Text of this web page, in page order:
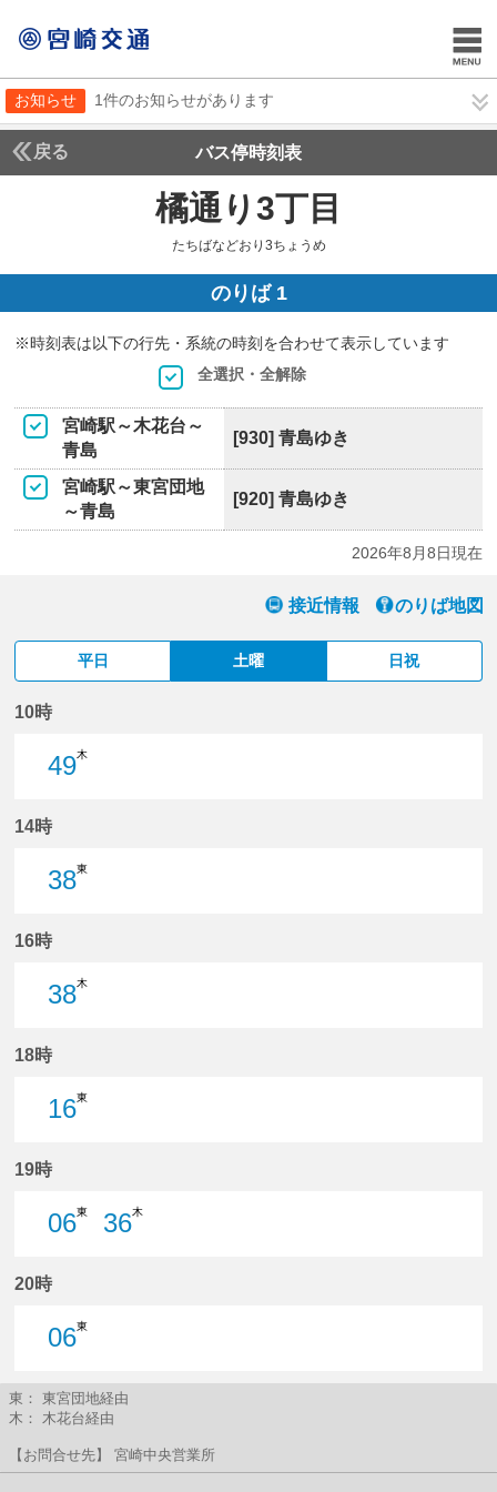
お知らせ 1件のお知らせがあります
戻る バス停時刻表
橘通り3丁目
たちばなどおり3ちょうめ
のりば 1
※時刻表は以下の行先・系統の時刻を合わせて表示しています
全選択・全解除
宮崎駅～木花台～
青島
[930] 青島ゆき
宮崎駅～東宮団地
～青島
[920] 青島ゆき
2026年8月8日現在
接近情報 のりば地図
平日 土曜 日祝
10時
49木
14時
38東
16時
38木
18時
16東
19時
06東
36木
20時
06東
東： 東宮団地経由
木： 木花台経由
【お問合せ先】 宮崎中央営業所